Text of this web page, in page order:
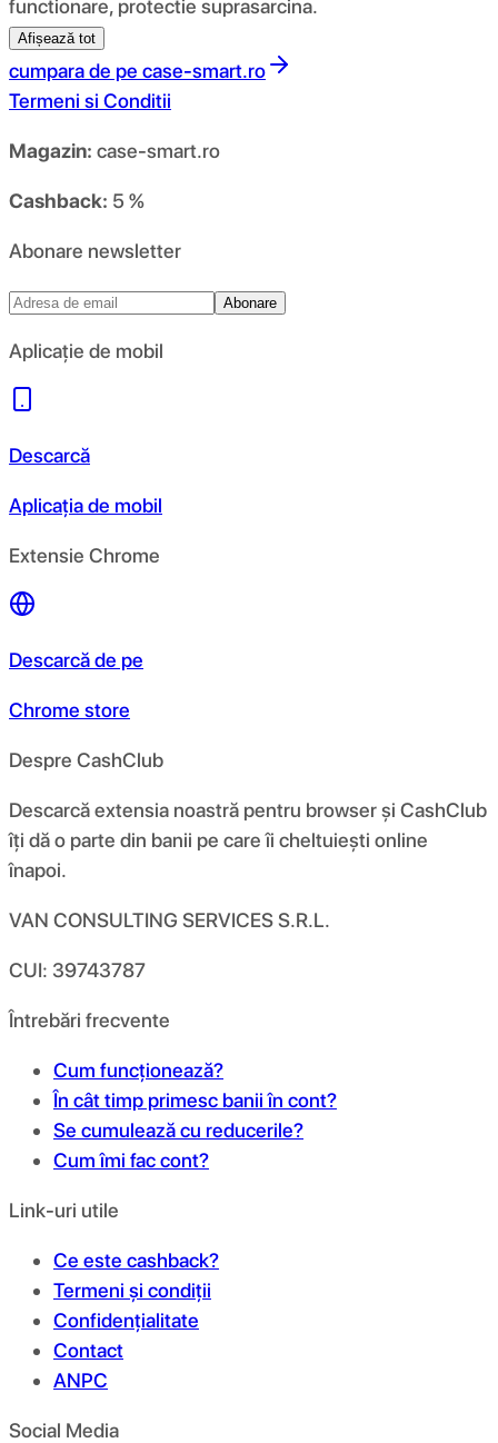
functionare, protectie suprasarcina.
Afișează tot
cumpara de pe case-smart.ro
Termeni si Conditii
Magazin: case-smart.ro
Cashback: 5 %
Abonare newsletter
Abonare
Aplicație de mobil
Descarcă
Aplicația de mobil
Extensie Chrome
Descarcă de pe
Chrome store
Despre CashClub
Descarcă extensia noastră pentru browser și CashClub
îți dă o parte din banii pe care îi cheltuiești online
înapoi.
VAN CONSULTING SERVICES S.R.L.
CUI: 39743787
Întrebări frecvente
Cum funcționează?
În cât timp primesc banii în cont?
Se cumulează cu reducerile?
Cum îmi fac cont?
Link-uri utile
Ce este cashback?
Termeni și condiții
Confidențialitate
Contact
ANPC
Social Media